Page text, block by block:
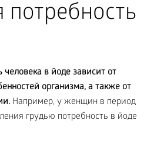
потребность
человека в йоде зависит от
организма, а также от
Например, у женщин в период
грудью потребность в йоде